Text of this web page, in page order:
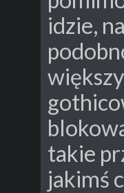
idzie,
takie
jakimś